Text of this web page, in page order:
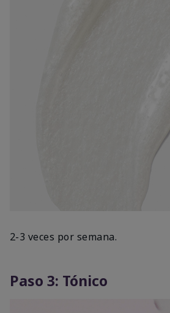
2-3 veces por semana.
Paso 3: Tónico